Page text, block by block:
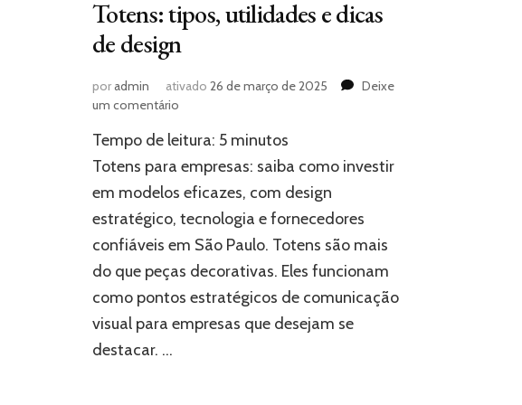
Totens: tipos, utilidades e dicas
de design
poradmin ativado 26 de março de 2025
Deixe
um comentário
tipos,
utilidades
dicas
de
design
Tempo de leitura: 5 minutos
Totens para empresas: saiba como investir
em modelos eficazes, com design
estratégico, tecnologia e fornecedores
confiáveis em São Paulo. Totens são mais
do que peças decorativas. Eles funcionam
como pontos estratégicos de comunicação
visual para empresas que desejam se
destacar. …